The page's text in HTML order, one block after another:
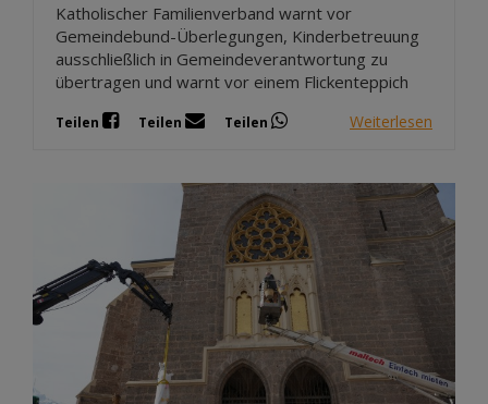
Katholischer Familienverband warnt vor
Gemeindebund-Überlegungen, Kinderbetreuung
ausschließlich in Gemeindeverantwortung zu
übertragen und warnt vor einem Flickenteppich
Teilen Teilen Teilen Weiterlesen